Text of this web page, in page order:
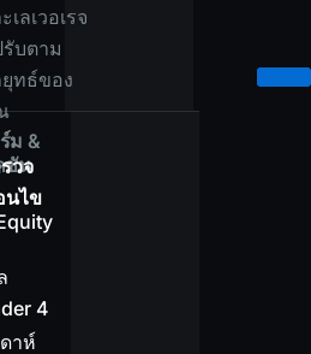
เลเวอเรจ
บตาม
ทธ์ของ
วจ
นไข
าห์
ม &
ชัน
4